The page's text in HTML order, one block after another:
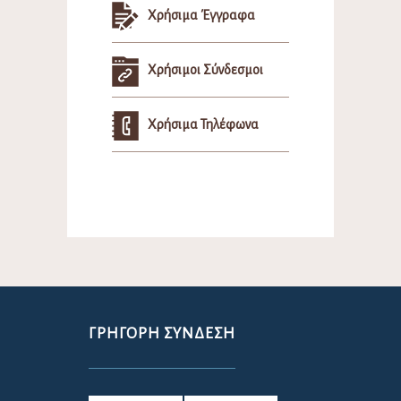
Χρήσιμα Έγγραφα
Χρήσιμοι Σύνδεσμοι
Χρήσιμα Τηλέφωνα
ΓΡΉΓΟΡΗ ΣΎΝΔΕΣΗ